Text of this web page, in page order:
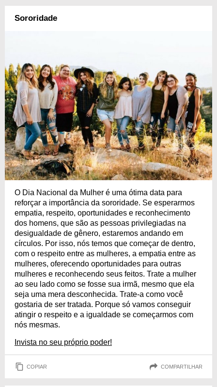
Sororidade
O Dia Nacional da Mulher é uma ótima data para
reforçar a importância da sororidade. Se esperarmos
empatia, respeito, oportunidades e reconhecimento
dos homens, que são as pessoas privilegiadas na
desigualdade de gênero, estaremos andando em
círculos. Por isso, nós temos que começar de dentro,
com o respeito entre as mulheres, a empatia entre as
mulheres, oferecendo oportunidades para outras
mulheres e reconhecendo seus feitos. Trate a mulher
ao seu lado como se fosse sua irmã, mesmo que ela
seja uma mera desconhecida. Trate-a como você
gostaria de ser tratada. Porque só vamos conseguir
atingir o respeito e a igualdade se começarmos com
nós mesmas.
Invista no seu próprio poder!
COPIAR COMPARTILHAR